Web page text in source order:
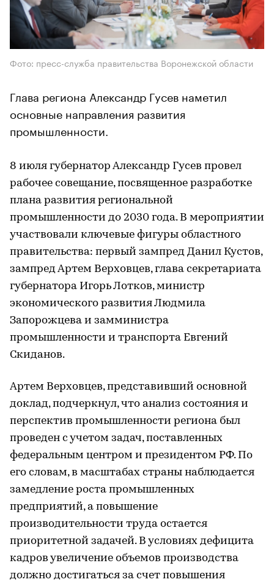
Фото: пресс-служба правительства Воронежской области
Глава региона Александр Гусев наметил
основные направления развития
промышленности.
8 июля губернатор Александр Гусев провел
рабочее совещание, посвященное разработке
плана развития региональной
промышленности до 2030 года. В мероприятии
участвовали ключевые фигуры областного
правительства: первый зампред Данил Кустов,
зампред Артем Верховцев, глава секретариата
губернатора Игорь Лотков, министр
экономического развития Людмила
Запорожцева и замминистра
промышленности и транспорта Евгений
Скиданов.
Артем Верховцев, представивший основной
доклад, подчеркнул, что анализ состояния и
перспектив промышленности региона был
проведен с учетом задач, поставленных
федеральным центром и президентом РФ. По
его словам, в масштабах страны наблюдается
замедление роста промышленных
предприятий, а повышение
производительности труда остается
приоритетной задачей. В условиях дефицита
кадров увеличение объемов производства
должно достигаться за счет повышения